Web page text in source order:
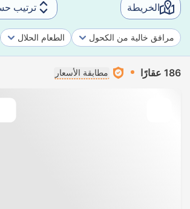
الخريطة ترتيب
مرافق خالية من الكحول الطعام الحلال
186 عقارًا مطابقة الأسعار